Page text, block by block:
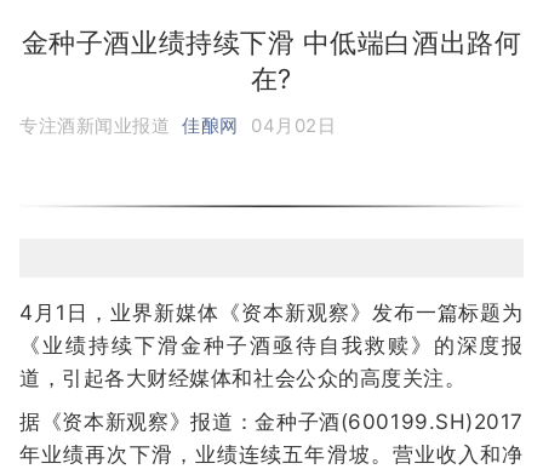
金种子酒业绩持续下滑 中低端白酒出路何
在?
专注酒新闻业报道 佳酿网 04月02日
4月1日，业界新媒体《资本新观察》发布一篇标题为
《业绩持续下滑金种子酒亟待自我救赎》的深度报
道，引起各大财经媒体和社会公众的高度关注。
据《资本新观察》报道：金种子酒(600199.SH)2017
年业绩再次下滑，业绩连续五年滑坡。营业收入和净